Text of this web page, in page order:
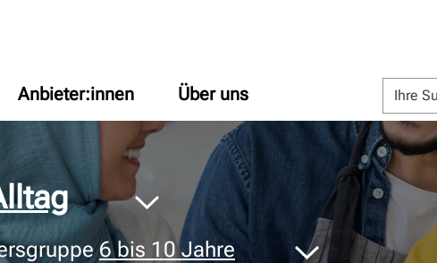
Anbieter:innen Über uns
6 bis 10 Jahre